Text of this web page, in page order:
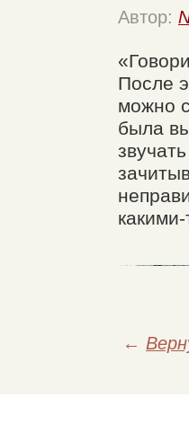
Автор:
После
можно
была
←